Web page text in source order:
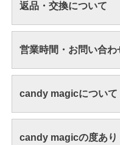
返品・交換について
営業時間・お問い合わ
candy magicについて
candy magicの度あり